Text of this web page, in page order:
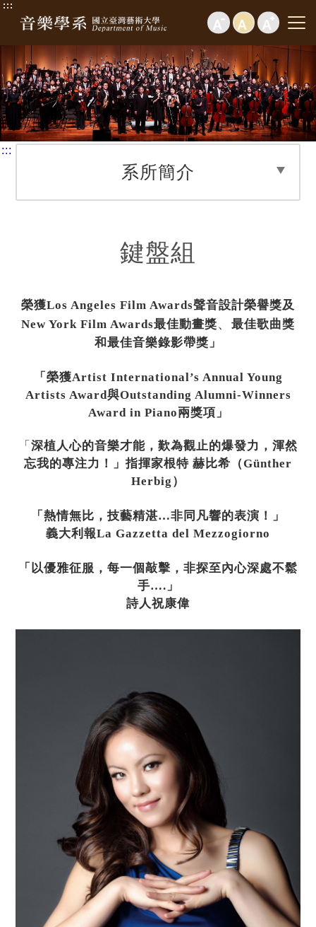
:::
:::
系所簡介
鍵盤組
榮獲Los Angeles Film Awards聲音設計榮譽獎及
New York Film Awards最佳動畫獎、 最佳歌曲獎
和最佳音樂錄影帶獎」
「榮獲Artist International’s Annual Young
Artists Award與Outstanding Alumni-Winners
Award in Piano兩獎項」
「 深植人心的音樂才能，歎為觀止的爆發力，渾然
忘我的專注力！」指揮家根特 赫比希（Günther
Herbig ）
「熱情無比，技藝精湛…非同凡響的表演！」
義大利報La Gazzetta del Mezzogiorno
「以優雅征服，每一個敲擊，非探至內心深處不鬆
手…. 」
詩人祝康偉